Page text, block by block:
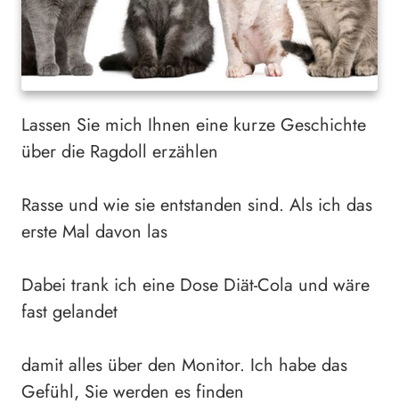
Lassen Sie mich Ihnen eine kurze Geschichte
über die Ragdoll erzählen
Rasse und wie sie entstanden sind. Als ich das
erste Mal davon las
Dabei trank ich eine Dose Diät-Cola und wäre
fast gelandet
damit alles über den Monitor. Ich habe das
Gefühl, Sie werden es finden